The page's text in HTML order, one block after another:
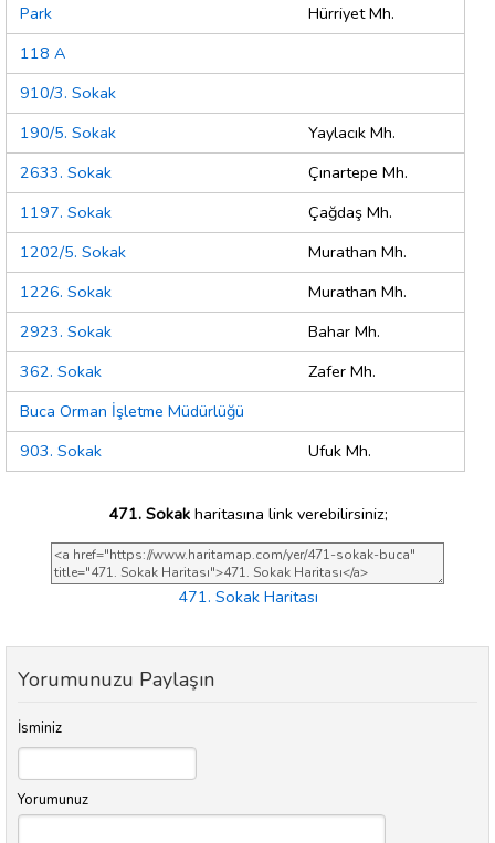
Park
Hürriyet Mh.
118 A
910/3. Sokak
190/5. Sokak
Yaylacık Mh.
2633. Sokak
Çınartepe Mh.
1197. Sokak
Çağdaş Mh.
1202/5. Sokak
Murathan Mh.
1226. Sokak
Murathan Mh.
2923. Sokak
Bahar Mh.
362. Sokak
Zafer Mh.
Buca Orman İşletme Müdürlüğü
903. Sokak
Ufuk Mh.
471. Sokakharitasına link verebilirsiniz;
471. Sokak Haritası
Yorumunuzu Paylaşın
İsminiz
Yorumunuz